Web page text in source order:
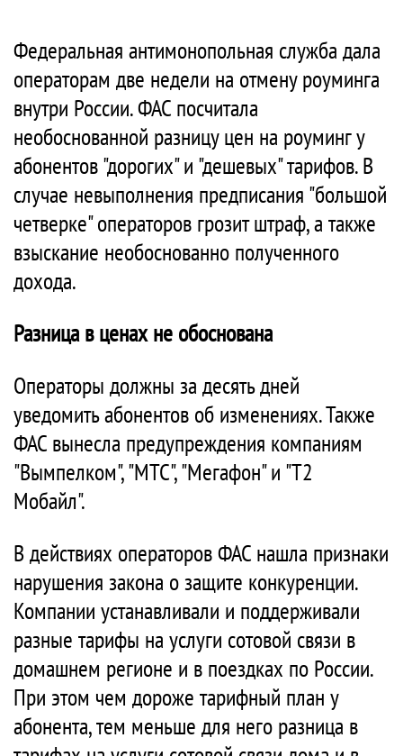
Федеральная антимонопольная служба дала
операторам две недели на отмену роуминга
внутри России. ФАС посчитала
необоснованной разницу цен на роуминг у
абонентов "дорогих" и "дешевых" тарифов. В
случае невыполнения предписания "большой
четверке" операторов грозит штраф, а также
взыскание необоснованно полученного
дохода.
Разница в ценах не обоснована
Операторы должны за десять дней
уведомить абонентов об изменениях. Также
ФАС вынесла предупреждения компаниям
"Вымпелком", "МТС", "Мегафон" и "Т2
Мобайл".
В действиях операторов ФАС нашла признаки
нарушения закона о защите конкуренции.
Компании устанавливали и поддерживали
разные тарифы на услуги сотовой связи в
домашнем регионе и в поездках по России.
При этом чем дороже тарифный план у
абонента, тем меньше для него разница в